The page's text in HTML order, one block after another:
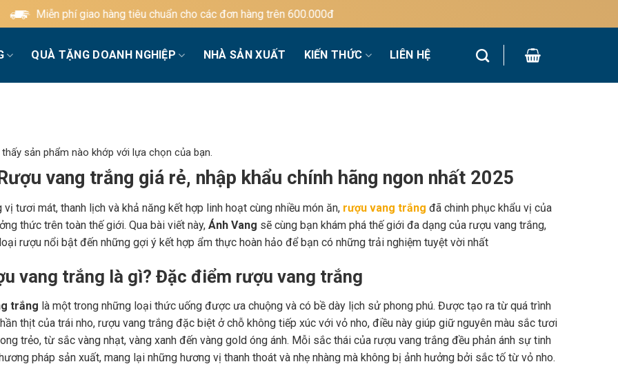
phí giao hàng tiêu chuẩn cho các đơn hàng trên 600.000đ
QUÀ TẶNG DOANH NGHIỆP NHÀ SẢN XUẤT KIẾN THỨC LIÊN HỆ
sản phẩm nào khớp với lựa chọn của bạn.
vang trắng giá rẻ, nhập khẩu chính hãng ngon nhất 2025
vị tươi mát, thanh lịch và khả năng kết hợp linh hoạt cùng nhiều món ăn, rượu vang trắng đã chinh phục khẩu vị của
thức trên toàn thế giới. Qua bài viết này, Ánh Vang sẽ cùng bạn khám phá thế giới đa dạng của rượu vang trắng,
rượu nổi bật đến những gợi ý kết hợp ẩm thực hoàn hảo để bạn có những trải nghiệm tuyệt vời nhất
vang trắng là gì? Đặc điểm rượu vang trắng
trắng là một trong những loại thức uống được ưa chuộng và có bề dày lịch sử phong phú. Được tạo ra từ quá trình
thịt của trái nho, rượu vang trắng đặc biệt ở chỗ không tiếp xúc với vỏ nho, điều này giúp giữ nguyên màu sắc tươi
trẻo, từ sắc vàng nhạt, vàng xanh đến vàng gold óng ánh. Mỗi sắc thái của rượu vang trắng đều phản ánh sự tinh
pháp sản xuất, mang lại những hương vị thanh thoát và nhẹ nhàng mà không bị ảnh hưởng bởi sắc tố từ vỏ nho.